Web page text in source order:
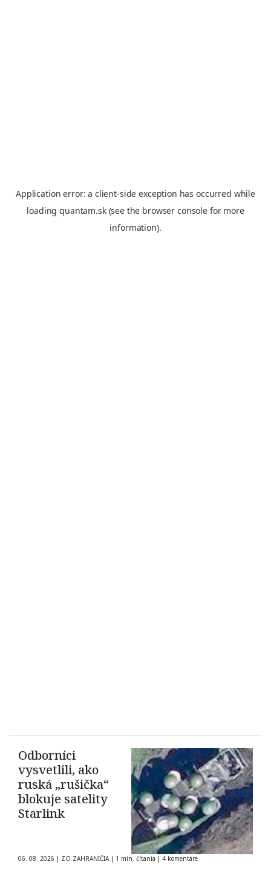
Odborníci
vysvetlili, ako
ruská „rušička“
blokuje satelity
Starlink
06. 08. 2026 | ZO ZAHRANIČIA | 1 min. čítania | 4 komentáre